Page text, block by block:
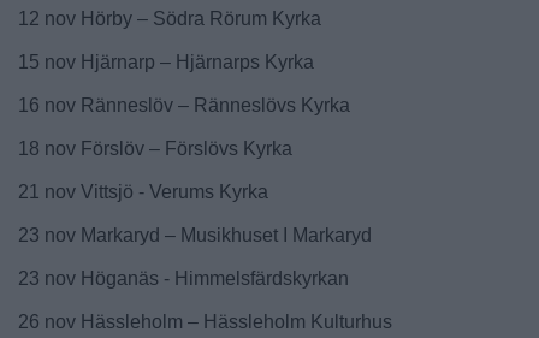
12 nov Hörby – Södra Rörum Kyrka
15 nov Hjärnarp – Hjärnarps Kyrka
16 nov Ränneslöv – Ränneslövs Kyrka
18 nov Förslöv – Förslövs Kyrka
21 nov Vittsjö - Verums Kyrka
23 nov Markaryd – Musikhuset I Markaryd
23 nov Höganäs - Himmelsfärdskyrkan
26 nov Hässleholm – Hässleholm Kulturhus